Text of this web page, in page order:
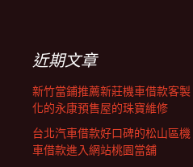
近期文章
新竹當鋪推薦新莊機車借款客製
化的永康預售屋的珠寶維修
台北汽車借款好口碑的松山區機
車借款進入網站桃園當舖